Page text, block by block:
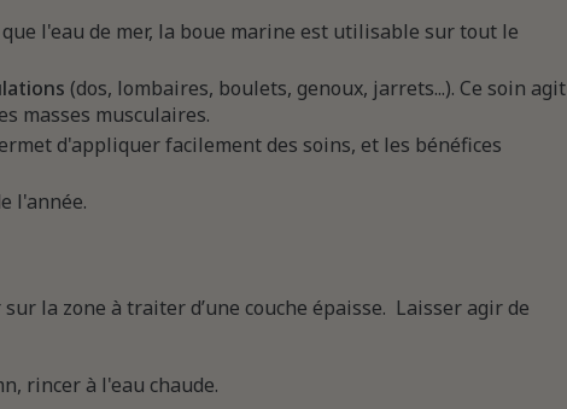
l'eau de mer, la boue marine est utilisable sur tout le
(dos, lombaires, boulets, genoux, jarrets...). Ce soin agit
masses musculaires.
d'appliquer facilement des soins, et les bénéfices
l'année.
la zone à traiter d’une couche épaisse. Laisser agir de
rincer à l'eau chaude.